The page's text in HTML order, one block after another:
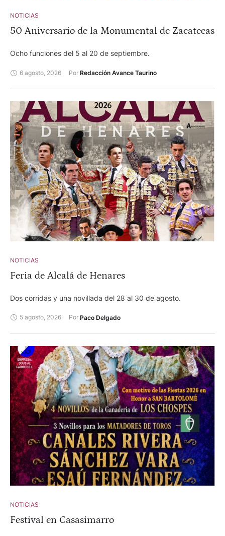
NOTICIAS
50 Aniversario de la Monumental de Zacatecas
Ocho funciones del 5 al 20 de septiembre.
6 agosto, 2026 Por Redacción Avance Taurino
NOTICIAS
Feria de Alcalá de Henares
Dos corridas y una novillada del 28 al 30 de agosto.
5 agosto, 2026 Por Paco Delgado
NOTICIAS
Festival en Casasimarro